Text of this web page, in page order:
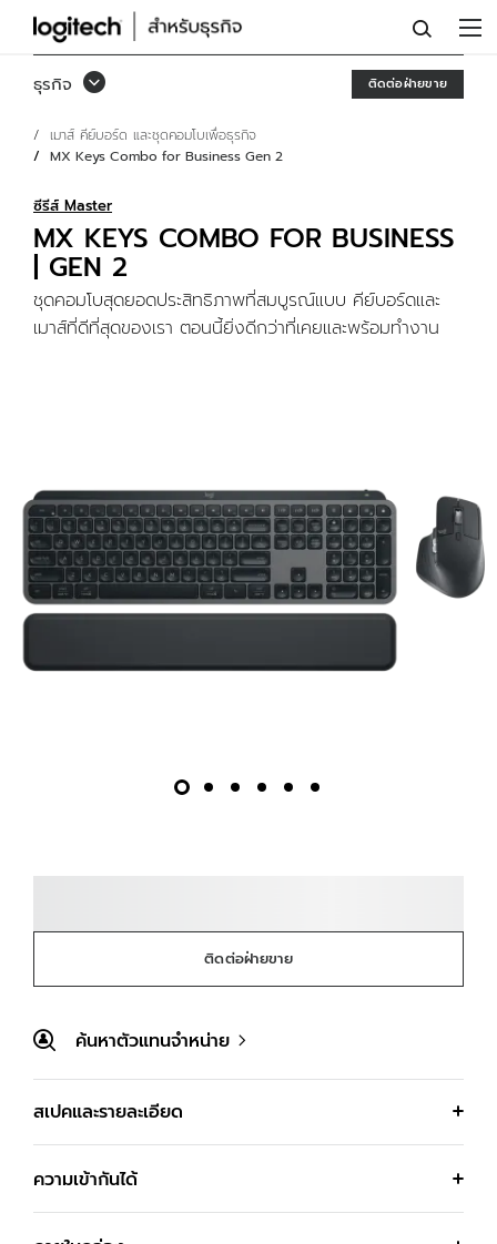
MX
KEYS
BUSINESS
COMBO
GEN
ธุรกิจ ติดต่อฝ่ายขาย
เมาส์ คีย์บอร์ด และชุดคอมโบเพื่อธุรกิจ
MX Keys Combo for Business Gen 2
ซีรีส์ Master
MX KEYS COMBO FOR BUSINESS
| GEN 2
ชุดคอมโบสุดยอดประสิทธิภาพที่สมบูรณ์แบบ คีย์บอร์ดและ
เมาส์ที่ดีที่สุดของเรา ตอนนี้ยิ่งดีกว่าที่เคยและพร้อมทำงาน
ติดต่อฝ่ายขาย
ค้นหาตัวแทนจำหน่าย
สเปคและรายละเอียด
ความเข้ากันได้